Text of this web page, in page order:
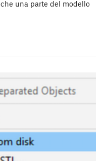
una parte del modello